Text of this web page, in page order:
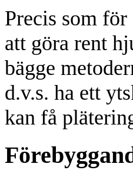
Precis som
att göra rent
bägge
d.v.s. ha ett
kan få